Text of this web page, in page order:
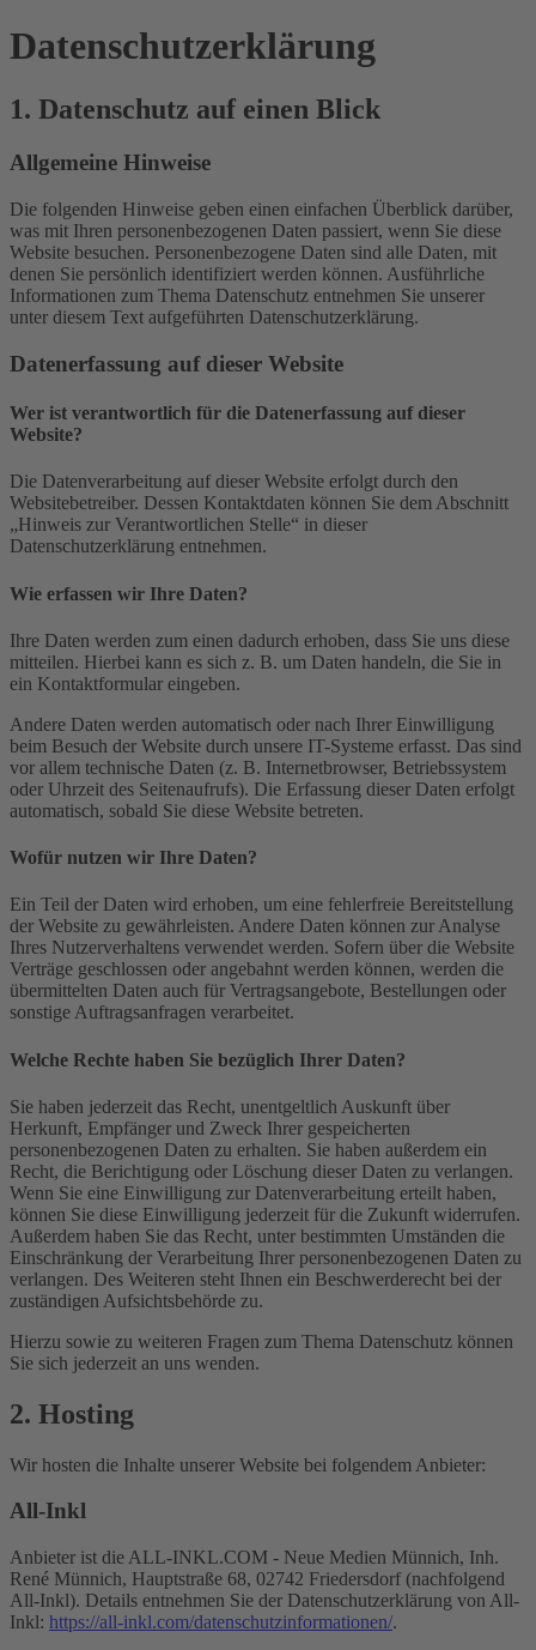
Datenschutz­erklärung
1. Datenschutz auf einen Blick
Allgemeine Hinweise
Die folgenden Hinweise geben einen einfachen Überblick darüber,
was mit Ihren personenbezogenen Daten passiert, wenn Sie diese
Website besuchen. Personenbezogene Daten sind alle Daten, mit
denen Sie persönlich identifiziert werden können. Ausführliche
Informationen zum Thema Datenschutz entnehmen Sie unserer
unter diesem Text aufgeführten Datenschutzerklärung.
Datenerfassung auf dieser Website
Wer ist verantwortlich für die Datenerfassung auf dieser
Website?
Die Datenverarbeitung auf dieser Website erfolgt durch den
Websitebetreiber. Dessen Kontaktdaten können Sie dem Abschnitt
„Hinweis zur Verantwortlichen Stelle“ in dieser
Datenschutzerklärung entnehmen.
Wie erfassen wir Ihre Daten?
Ihre Daten werden zum einen dadurch erhoben, dass Sie uns diese
mitteilen. Hierbei kann es sich z. B. um Daten handeln, die Sie in
ein Kontaktformular eingeben.
Andere Daten werden automatisch oder nach Ihrer Einwilligung
beim Besuch der Website durch unsere IT-Systeme erfasst. Das sind
vor allem technische Daten (z. B. Internetbrowser, Betriebssystem
oder Uhrzeit des Seitenaufrufs). Die Erfassung dieser Daten erfolgt
automatisch, sobald Sie diese Website betreten.
Wofür nutzen wir Ihre Daten?
Ein Teil der Daten wird erhoben, um eine fehlerfreie Bereitstellung
der Website zu gewährleisten. Andere Daten können zur Analyse
Ihres Nutzerverhaltens verwendet werden. Sofern über die Website
Verträge geschlossen oder angebahnt werden können, werden die
übermittelten Daten auch für Vertragsangebote, Bestellungen oder
sonstige Auftragsanfragen verarbeitet.
Welche Rechte haben Sie bezüglich Ihrer Daten?
Sie haben jederzeit das Recht, unentgeltlich Auskunft über
Herkunft, Empfänger und Zweck Ihrer gespeicherten
personenbezogenen Daten zu erhalten. Sie haben außerdem ein
Recht, die Berichtigung oder Löschung dieser Daten zu verlangen.
Wenn Sie eine Einwilligung zur Datenverarbeitung erteilt haben,
können Sie diese Einwilligung jederzeit für die Zukunft widerrufen.
Außerdem haben Sie das Recht, unter bestimmten Umständen die
Einschränkung der Verarbeitung Ihrer personenbezogenen Daten zu
verlangen. Des Weiteren steht Ihnen ein Beschwerderecht bei der
zuständigen Aufsichtsbehörde zu.
Hierzu sowie zu weiteren Fragen zum Thema Datenschutz können
Sie sich jederzeit an uns wenden.
2. Hosting
Wir hosten die Inhalte unserer Website bei folgendem Anbieter:
All-Inkl
Anbieter ist die ALL-INKL.COM - Neue Medien Münnich, Inh.
René Münnich, Hauptstraße 68, 02742 Friedersdorf (nachfolgend
All-Inkl). Details entnehmen Sie der Datenschutzerklärung von All-
Inkl: https://all-inkl.com/datenschutzinformationen/.